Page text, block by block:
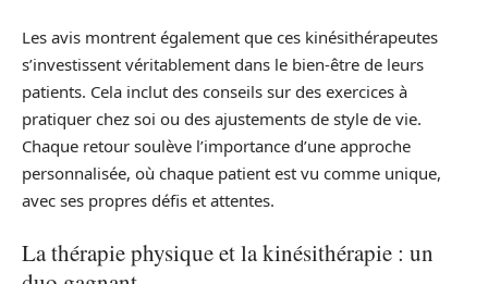
Les avis montrent également que ces kinésithérapeutes
s’investissent véritablement dans le bien-être de leurs
patients. Cela inclut des conseils sur des exercices à
pratiquer chez soi ou des ajustements de style de vie.
Chaque retour soulève l’importance d’une approche
personnalisée, où chaque patient est vu comme unique,
avec ses propres défis et attentes.
La thérapie physique et la kinésithérapie : un